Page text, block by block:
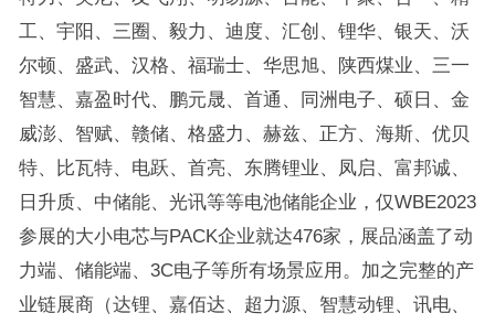
工、宇阳、三圈、毅力、迪度、汇创、锂华、银天、沃
尔顿、盛武、汉格、福瑞士、华思旭、陕西煤业、三一
智慧、嘉盈时代、鹏元晟、首通、同洲电子、硕日、金
威澎、智赋、赣储、格盛力、赫兹、正方、海斯、优贝
特、比瓦特、电跃、首亮、东腾锂业、凤启、富邦诚、
日升质、中储能、光讯等等电池储能企业，仅WBE2023
参展的大小电芯与PACK企业就达476家，展品涵盖了动
力端、储能端、3C电子等所有场景应用。加之完整的产
业链展商（达锂、嘉佰达、超力源、智慧动锂、讯电、